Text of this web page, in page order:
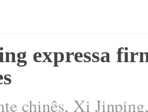
expressa
chinês, Xi